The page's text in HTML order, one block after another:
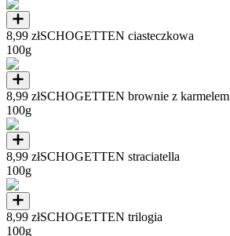
8,99 złSCHOGETTEN ciasteczkowa
100g
8,99 złSCHOGETTEN brownie z karmelem
100g
8,99 złSCHOGETTEN straciatella
100g
8,99 złSCHOGETTEN trilogia
100g